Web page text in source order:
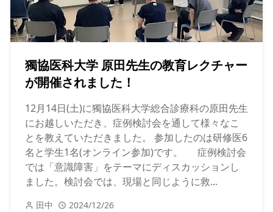
獨協医科大学 原田先生の教育レクチャー
が開催されました！
12月14日(土)に獨協医科大学総合診療科の原田先生
にお越しいただき、症例検討会を通して様々なこ
とを教えていただきました。 参加したのは研修医6
名と学生1名(オンライン参加)です。 症例検討会
では「意識障害」をテーマにディスカッションし
ました。検討会では、現場と同じように救...
田中 2024/12/26